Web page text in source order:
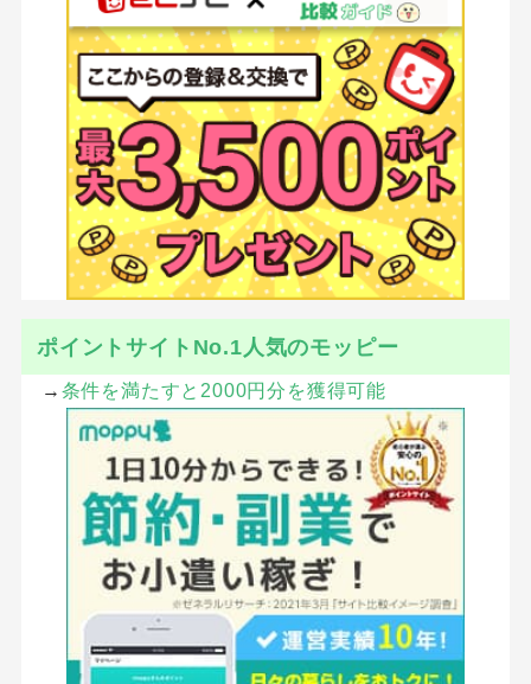
ポイントサイトNo.1人気のモッピー
→ 条件を満たすと2000円分を獲得可能